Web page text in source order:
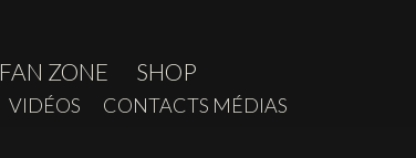
FAN ZONE SHOP
VIDÉOS CONTACTS MÉDIAS